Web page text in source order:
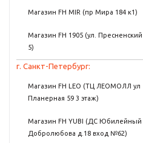
Магазин FH MIR (пр Мира 184 к1)
Магазин FH 1905 (ул. Пресненский
5)
г. Санкт-Петербург:
Магазин FH LEO (ТЦ ЛЕОМОЛЛ ул
Планерная 59 3 этаж)
Магазин FH YUBI (ДС Юбилейный
Добролюбова д.18 вход №62)